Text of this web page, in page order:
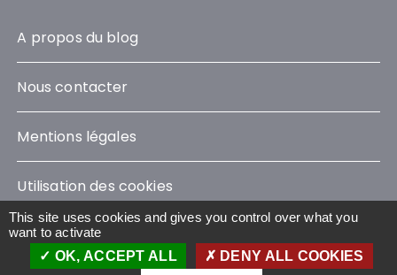
A propos du blog
Nous contacter
Mentions légales
Utilisation des cookies
Le Blog Sustainability © 2023 - Tous droits réservés
This site uses cookies and gives you control over what you
want to activate
OK, ACCEPT ALL
DENY ALL COOKIES